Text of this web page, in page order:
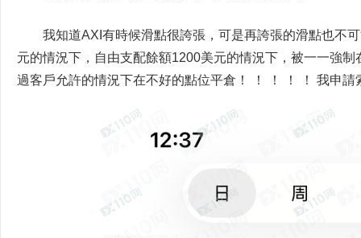
我知道AXI有時候滑點很誇張，可是再誇張的滑點也不
元的情況下，自由支配餘額1200美元的情況下，被一一強
過客戶允許的情況下在不好的點位平倉！ ！ ！ ！ ！ 我申請